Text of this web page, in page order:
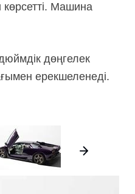
көрсетті. Машина
дөңгелек
ерекшеленеді.